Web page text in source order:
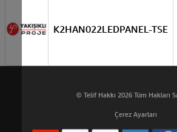
K2HAN022LEDPANEL-TSE
© Telif Hakkı 2026 Tüm Hakları
Çerez Ayarları